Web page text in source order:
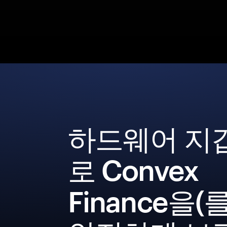
하드웨어 지
로 Convex
Finance을(